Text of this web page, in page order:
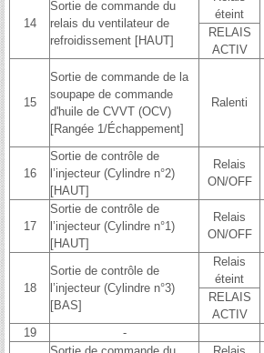
14
Sortie de commande du
relais du ventilateur de
refroidissement [HAUT]
éteint
RELAIS
ACTIV
15
Sortie de commande de la
soupape de commande
d'huile de CVVT (OCV)
[Rangée 1/Échappement]
Ralenti
16
Sortie de contrôle de
l’injecteur (Cylindre n°2)
[HAUT]
Relais
ON/OFF
17
Sortie de contrôle de
l’injecteur (Cylindre n°1)
[HAUT]
Relais
ON/OFF
18
Sortie de contrôle de
l’injecteur (Cylindre n°3)
[BAS]
Relais
éteint
RELAIS
ACTIV
19
-